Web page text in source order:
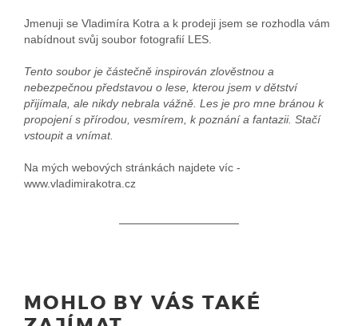
Jmenuji se Vladimíra Kotra a k prodeji jsem se rozhodla vám
nabídnout svůj soubor fotografií LES.
Tento soubor je částečně inspirován zlověstnou a
nebezpečnou představou o lese, kterou jsem v dětství
přijímala, ale nikdy nebrala vážně. Les je pro mne bránou k
propojení s přírodou, vesmírem, k poznání a fantazii. Stačí
vstoupit a vnímat.
Na mých webových stránkách najdete víc -
www.vladimirakotra.cz
MOHLO BY VÁS TAKÉ